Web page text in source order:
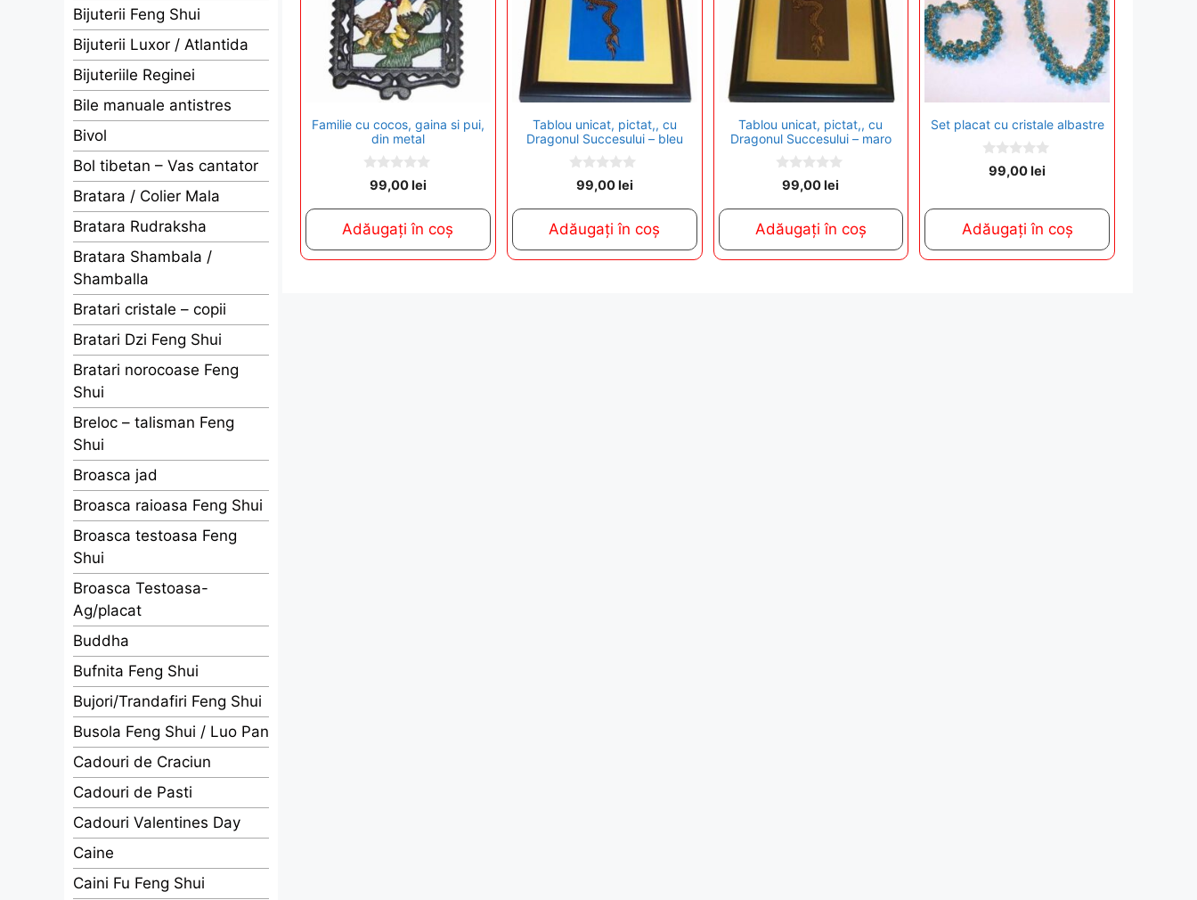
Familie cu cocos, gaina si pui,
din metal
0
o
5
99,00 lei
Adăugați în coș
Tablou unicat, pictat,, cu
Dragonul Succesului – bleu
0
o
5
99,00 lei
Adăugați în coș
Tablou unicat, pictat,, cu
Dragonul Succesului – maro
0
o
o
5
99,00 lei
Adăugați în coș
Set placat cu cristale albastre
0
f
99,00 lei
Adăugați în coș
Bijuterii Feng Shui
Bijuterii Luxor / Atlantida
Bijuteriile Reginei
Bile manuale antistres
Bivol
Bol tibetan – Vas cantator
Bratara / Colier Mala
Bratara Rudraksha
Bratara Shambala /
Shamballa
Bratari cristale – copii
Bratari Dzi Feng Shui
Bratari norocoase Feng
Shui
Breloc – talisman Feng
Shui
Broasca jad
Broasca raioasa Feng Shui
Broasca testoasa Feng
Shui
Broasca Testoasa-
Ag/placat
Buddha
Bufnita Feng Shui
Bujori/Trandafiri Feng Shui
Busola Feng Shui / Luo Pan
Cadouri de Craciun
Cadouri de Pasti
Cadouri Valentines Day
Caine
Caini Fu Feng Shui